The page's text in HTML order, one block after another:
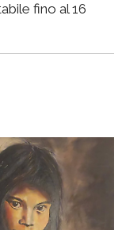
fino al 16